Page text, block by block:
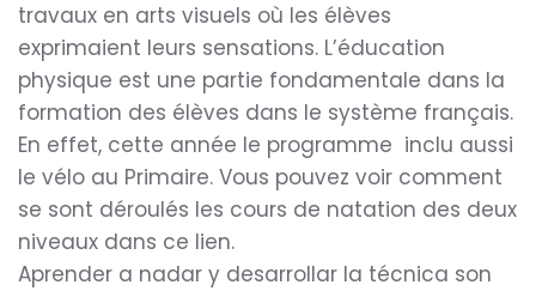
travaux en arts visuels où les élèves
exprimaient leurs sensations. L’éducation
physique est une partie fondamentale dans la
formation des élèves dans le système français.
En effet, cette année le programme inclu aussi
le vélo au Primaire. Vous pouvez voir comment
se sont déroulés les cours de natation des deux
niveaux dans ce lien.
Aprender a nadar y desarrollar la técnica son